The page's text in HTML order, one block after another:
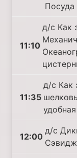
Посуда
11:10
д/с Как
11:35
д/с Как
12:00
д/с